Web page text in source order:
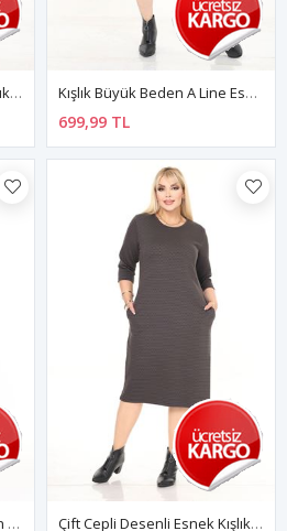
Çift Cepli Desenli Esnek Kışlık Büyük Beden Midi Elbise 7C-2734 Kışlık Büyük Beden A Line Esnek Elbise 44C-2730
699,99 TL
Çift Cepli Kışlık Büyük Beden Esnek Elbise 8C-2733 Çift Cepli Desenli Esnek Kışlık Büyük Beden Midi Elbise 27D-2732